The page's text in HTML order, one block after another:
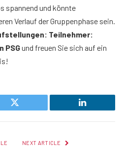
spannend und könnte
Verlauf der Gruppenphase sein.
Teilnehmer:
PSGund freuen Sie sich auf ein
Twitter LinkedIn
NEXT ARTICLE